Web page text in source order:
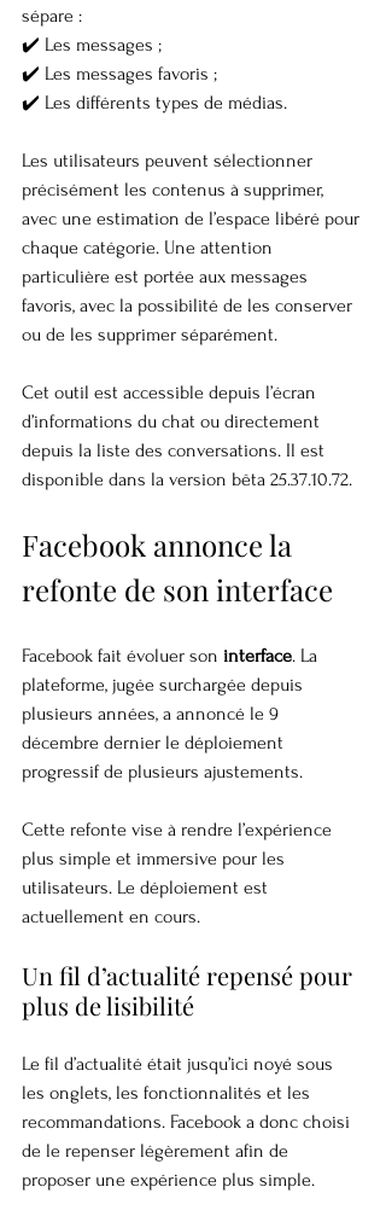
sépare :
✔️ Les messages ;
✔️ Les messages favoris ;
✔️ Les différents types de médias.
Les utilisateurs peuvent sélectionner
précisément les contenus à supprimer,
avec une estimation de l’espace libéré pour
chaque catégorie. Une attention
particulière est portée aux messages
favoris, avec la possibilité de les conserver
ou de les supprimer séparément.
Cet outil est accessible depuis l’écran
d’informations du chat ou directement
depuis la liste des conversations. Il est
disponible dans la version bêta 25.37.10.72.
Facebook annonce la
refonte de son interface
Facebook fait évoluer son interface. La
plateforme, jugée surchargée depuis
plusieurs années, a annoncé le 9
décembre dernier le déploiement
progressif de plusieurs ajustements.
Cette refonte vise à rendre l’expérience
plus simple et immersive pour les
utilisateurs. Le déploiement est
actuellement en cours.
Un fil d’actualité repensé pour
plus de lisibilité
Le fil d’actualité était jusqu’ici noyé sous
les onglets, les fonctionnalités et les
recommandations. Facebook a donc choisi
de le repenser légèrement afin de
proposer une expérience plus simple.